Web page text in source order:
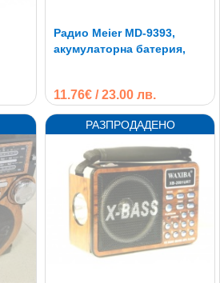
Радио Meier MD-9393,
акумулаторна батерия,
11.76€ / 23.00 лв.